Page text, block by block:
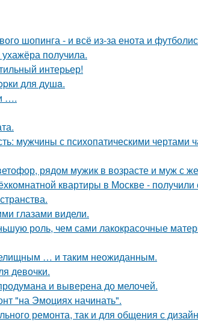
шопинга - и всё из-за енота и
получила.
интерьер!
для душa.
….
мужчины с психопатическими чертами
рядом мужик в возрасте и муж с
квартиры в Москве - получили
глазами видели.
роль, чем сами лакокрасочные
… и таким неожиданным.
девочки.
и выверена до мелочей.
"на Эмоциях начинать".
ремонта, так и для общения с